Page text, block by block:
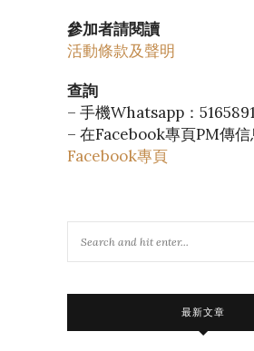
參加者請閱讀
活動條款及聲明
查詢
– 手機Whatsapp：
– 在Facebook專頁PM傳信
Facebook專頁
最新文章